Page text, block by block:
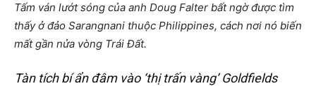
Tấm ván lướt sóng của anh Doug Falter bất ngờ được tìm
thấy ở đảo Sarangnani thuộc Philippines, cách nơi nó biến
mất gần nửa vòng Trái Đất.
Tàn tích bí ẩn đâm vào ‘thị trấn vàng’ Goldfields